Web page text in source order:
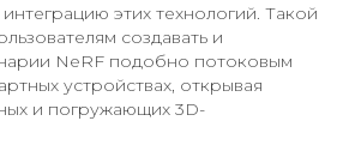
этих технологий. Такой
создавать и
NeRF подобно потоковым
устройствах, открывая
и погружающих 3D-